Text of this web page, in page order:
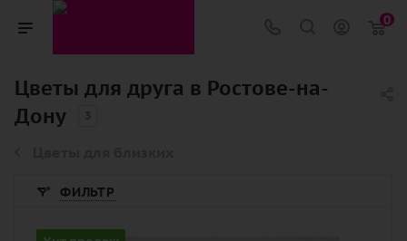
0
Цветы для друга в Ростове-на-
Дону
ФИЛЬТР
Цвет